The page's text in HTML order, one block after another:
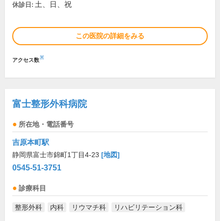
休診日: 土、日、祝
この医院の詳細をみる
アクセス数※
富士整形外科病院
所在地・電話番号
吉原本町駅
静岡県富士市錦町1丁目4-23 [地図]
0545-51-3751
診療科目
整形外科 内科 リウマチ科 リハビリテーション科